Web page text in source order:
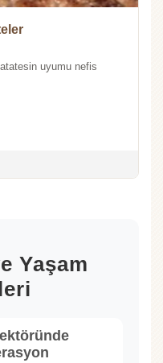
uyumu nefis
Yaşam